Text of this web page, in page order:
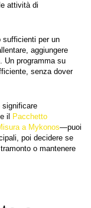
attività di
sufficienti per un
aggiungere
Un programma su
senza dover
significare
il
Pacchetto
a Mykonos—puoi
poi decidere se
o mantenere